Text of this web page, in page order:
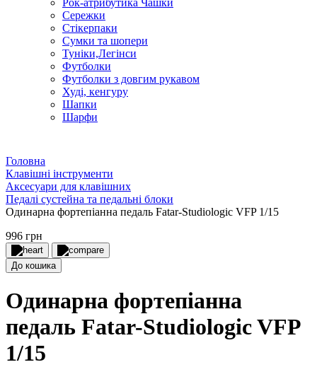
Рок-атрибутика Чашки
Сережки
Стікерпаки
Сумки та шопери
Туніки,Легінси
Футболки
Футболки з довгим рукавом
Худі, кенгуру
Шапки
Шарфи
Головна
Клавішні інструменти
Аксесуари для клавішних
Педалі сустейна та педальні блоки
Одинарна фортепіанна педаль Fatar-Studiologic VFP 1/15
996 грн
До кошика
Одинарна фортепіанна
педаль Fatar-Studiologic VFP
1/15